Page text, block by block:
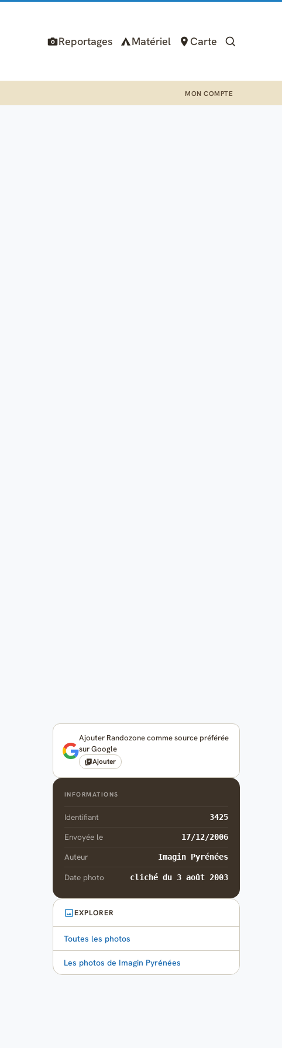
Reportages Matériel Carte
MON COMPTE
Ajouter Randozone comme source préférée
sur Google
Ajouter
INFORMATIONS
Identifiant 3425
Envoyée le 17/12/2006
Auteur Imagin Pyrénées
Date photo cliché du 3 août 2003
EXPLORER
Toutes les photos
Les photos de Imagin Pyrénées